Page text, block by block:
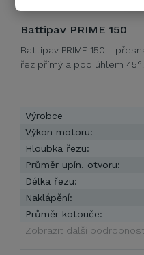
Battipav PRIME 150
Battipav PRIME 150 -
řez přímý a pod úhlem 45°.
Výrobce
Výkon motoru:
Hloubka řezu:
Průměr upín. otvoru:
Délka řezu:
Naklápění:
Průměr kotouče:
Zobrazit další